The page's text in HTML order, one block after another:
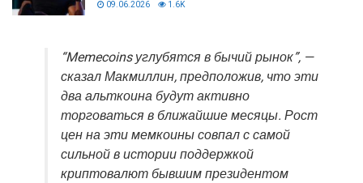
09.06.2026 1.6K
“Memecoins углубятся в бычий рынок”, —
сказал Макмиллин, предположив, что эти
два альткоина будут активно
торговаться в ближайшие месяцы. Рост
цен на эти мемкоины совпал с самой
сильной в истории поддержкой
криптовалют бывшим президентом